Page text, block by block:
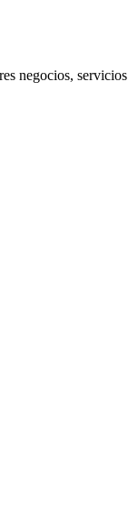
negocios, servicios